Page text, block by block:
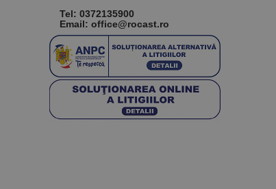
Tel: 0372135900
Email: office@rocast.ro